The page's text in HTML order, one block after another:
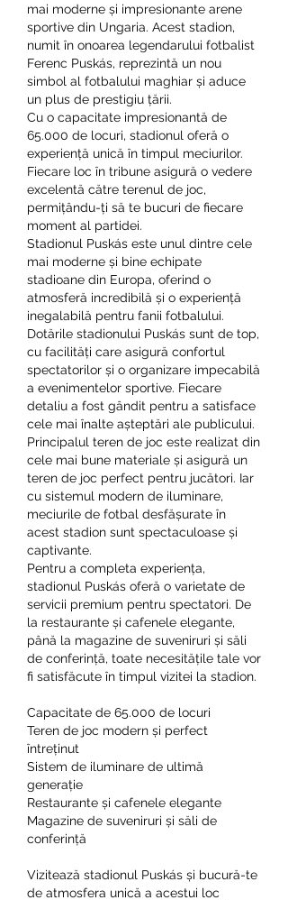
mai moderne și impresionante arene
sportive din Ungaria. Acest stadion,
numit în onoarea legendarului fotbalist
Ferenc Puskás, reprezintă un nou
simbol al fotbalului maghiar și aduce
un plus de prestigiu țării.
Cu o capacitate impresionantă de
65.000 de locuri, stadionul oferă o
experiență unică în timpul meciurilor.
Fiecare loc în tribune asigură o vedere
excelentă către terenul de joc,
permițându-ți să te bucuri de fiecare
moment al partidei.
Stadionul Puskás este unul dintre cele
mai moderne și bine echipate
stadioane din Europa, oferind o
atmosferă incredibilă și o experiență
inegalabilă pentru fanii fotbalului.
Dotările stadionului Puskás sunt de top,
cu facilități care asigură confortul
spectatorilor și o organizare impecabilă
a evenimentelor sportive. Fiecare
detaliu a fost gândit pentru a satisface
cele mai înalte așteptări ale publicului.
Principalul teren de joc este realizat din
cele mai bune materiale și asigură un
teren de joc perfect pentru jucători. Iar
cu sistemul modern de iluminare,
meciurile de fotbal desfășurate în
acest stadion sunt spectaculoase și
captivante.
Pentru a completa experiența,
stadionul Puskás oferă o varietate de
servicii premium pentru spectatori. De
la restaurante și cafenele elegante,
până la magazine de suveniruri și săli
de conferință, toate necesitățile tale vor
fi satisfăcute în timpul vizitei la stadion.
Capacitate de 65.000 de locuri
Teren de joc modern și perfect
întreținut
Sistem de iluminare de ultimă
generație
Restaurante și cafenele elegante
Magazine de suveniruri și săli de
conferință
Vizitează stadionul Puskás și bucură-te
de atmosfera unică a acestui loc